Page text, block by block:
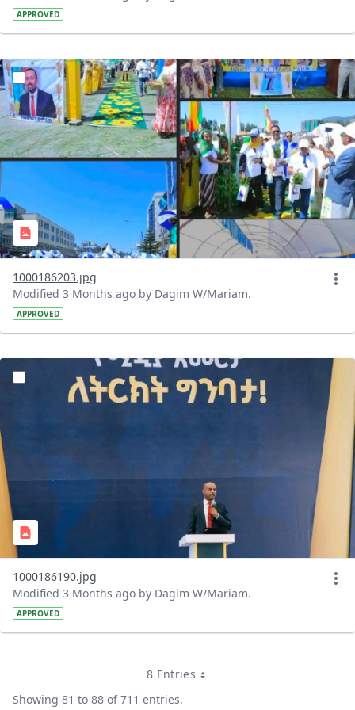
APPROVED
?version=1.0&t=1778170235127&imageThumbnail=1
1000186203.jpg
Modified 3 Months ago by Dagim W/Mariam.
APPROVED
?version=1.0&t=1778165420342&imageThumbnail=1
1000186190.jpg
Modified 3 Months ago by Dagim W/Mariam.
APPROVED
8 EntriesPer Page
Showing 81 to 88 of 711 entries.